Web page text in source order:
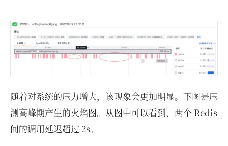
随着对系统的压力增大，该现象会更加明显。下图是压
测高峰期产生的火焰图。从图中可以看到，两个 Redis
间的调用延迟超过 2s。